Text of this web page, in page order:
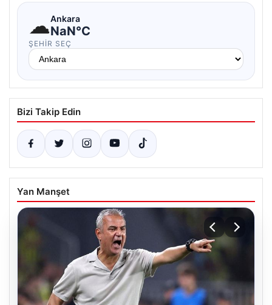
☁Ankara
NaN°C
ŞEHIR SEÇ
Bizi Takip Edin
Yan Manşet